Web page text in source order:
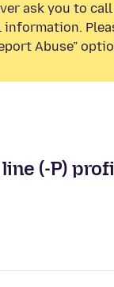
ask you to
information.
Abuse”
(-P)